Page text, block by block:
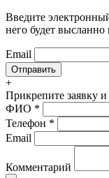
Введите
него будет
Email
+
Прикрепите заявку и
ФИО *
Телефон *
Email
Комментарий